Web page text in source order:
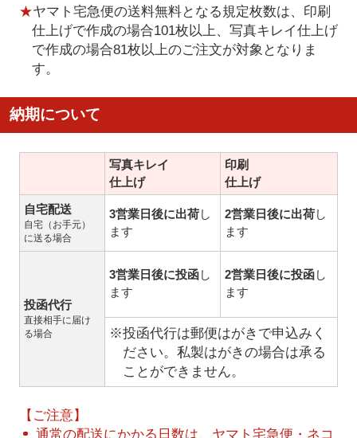
★ヤマト宅急便の送料無料となる規定枚数は、印刷
仕上げで作成の場合101枚以上、写真キレイ仕上げ
で作成の場合81枚以上のご注文が対象となりま
す。
納期について
写真キレイ
仕上げ
印刷
仕上げ
自宅配送
自宅（お手元）
に送る場合
3営業日後に出荷し
ます
2営業日後に出荷し
ます
投函代行
直接相手に届け
る場合
3営業日後に投函し
ます
2営業日後に投函し
ます
※投函代行は郵便はがきで申込みく
ださい。私製はがきの場合は承る
ことができません。
【ご注意】
通常の配送にかかる日数は、ヤマト宅急便・ネコ